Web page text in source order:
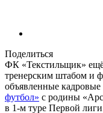
Поделиться
ФК «Текстильщик»
тренерским штабом и
объявленные
футбол» с родины
в 1-м туре Первой